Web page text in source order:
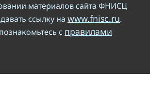
материалов сайта ФНИСЦ
ссылку на www.fnisc.ru.
с правилами